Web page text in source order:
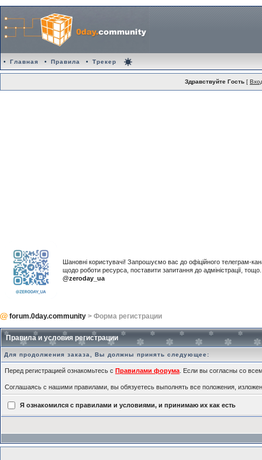
• Главная • Правила • Трекер
Здравствуйте Гость [
Шановні користувачі! Запрошуємо вас до офіційного телеграм-
щодо роботи ресурса, поставити запитання до адміністрації,
@zeroday_ua
forum.0day.community > Форма регистрации
Правила и условия регистрации
Для продолжения заказа, Вы должны принять следующее:
Перед регистрацией ознакомьтесь с Правилами форума . Если вы согласны со
Соглашаясь с нашими правилами, вы обязуетесь выполнять все положения,
Я ознакомился с правилами и условиями, и принимаю их как есть